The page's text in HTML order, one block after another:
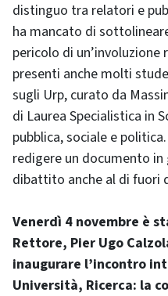
distinguo tra relatori e
ha mancato di
pericolo di
presenti anche molti
sugli Urp, curato da
di Laurea Specialistica in
pubblica, sociale e
redigere un documento
dibattito anche al di fuori
Venerdì 4 novembre è
Rettore, Pier Ugo
inaugurare l’incontro
Università, Ricerca: la